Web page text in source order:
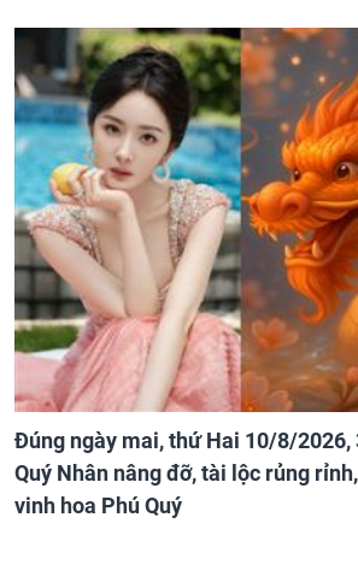
Đúng ngày mai, thứ Hai 10/8/2026,
Quý Nhân nâng đỡ, tài lộc rủng
vinh hoa Phú Quý